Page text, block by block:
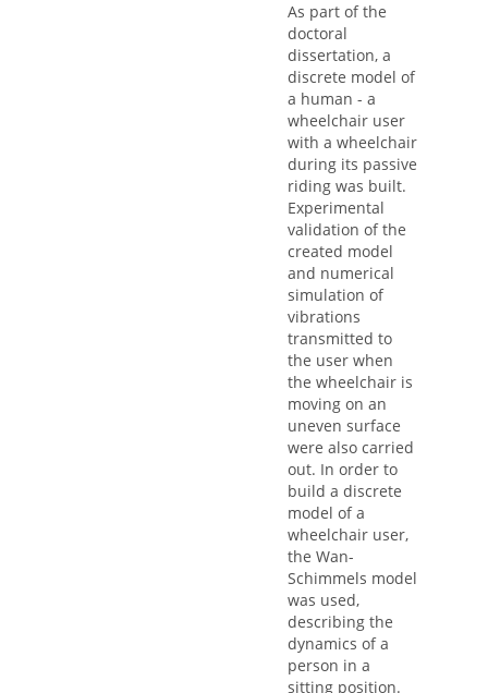
As part of the
doctoral
dissertation, a
discrete model of
a human - a
wheelchair user
with a wheelchair
during its passive
riding was built.
Experimental
validation of the
created model
and numerical
simulation of
vibrations
transmitted to
the user when
the wheelchair is
moving on an
uneven surface
were also carried
out. In order to
build a discrete
model of a
wheelchair user,
the Wan-
Schimmels model
was used,
describing the
dynamics of a
person in a
sitting position.